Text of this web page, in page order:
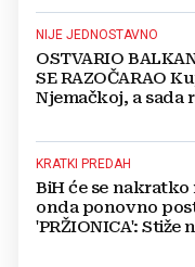
NIJE JEDNOSTAVNO
OSTVARIO
SE RAZOČARAO
Njemačkoj, a sada
KRATKI PREDAH
BiH će se nakratko
onda ponovno
'PRŽIONICA': Stiže